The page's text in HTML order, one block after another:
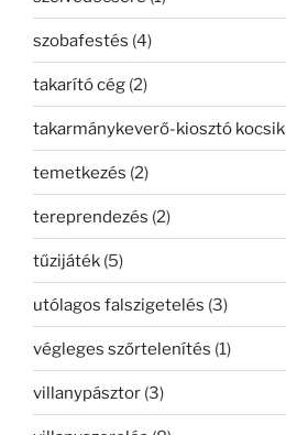
szobafestés (4)
takarító cég (2)
takarmánykeverő-kiosztó kocsik
temetkezés (2)
tereprendezés (2)
tűzijáték (5)
utólagos falszigetelés (3)
végleges szőrtelenítés (1)
villanypásztor (3)